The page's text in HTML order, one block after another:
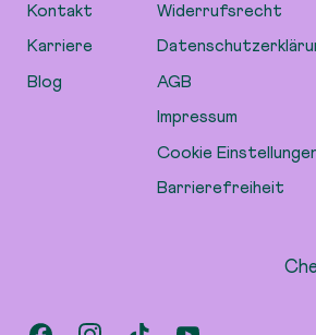
Kontakt
Karriere
Blog
Widerrufsrecht
AGB
Impressum
Cookie
Barrierefreiheit
FacebookInstagramTikTok